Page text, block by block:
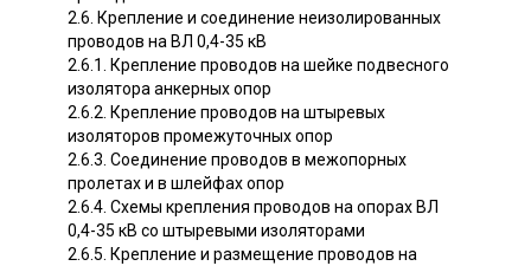
2.6. Крепление и соединение неизолированных
проводов на ВЛ 0,4-35 кВ
2.6.1. Крепление проводов на шейке подвесного
изолятора анкерных опор
2.6.2. Крепление проводов на штыревых
изоляторов промежуточных опор
2.6.3. Соединение проводов в межопорных
пролетах и в шлейфах опор
2.6.4. Схемы крепления проводов на опорах ВЛ
0,4-35 кВ со штыревыми изоляторами
2.6.5. Крепление и размещение проводов на